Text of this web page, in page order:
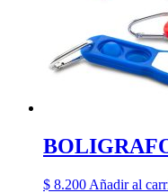
$ 8.200 Añadir al